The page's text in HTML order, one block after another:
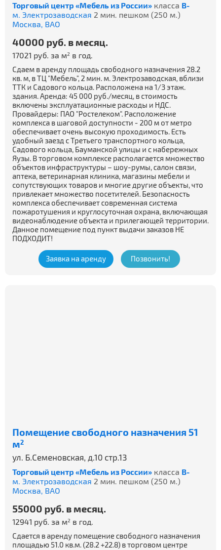
Торговый центр «Мебель из России» класса B-
м. Электрозаводская 2 мин. пешком (250 м.)
Москва, ВАО
40000 руб. в месяц.
17021 руб. за м2 в год.
Сдаем в аренду площадь свободного назначения 28.2
кв. м, в ТЦ "Мебель", 2 мин. м. Электрозаводская, вблизи
ТТК и Садового кольца. Расположена на 1/3 этаж.
здания. Аренда: 45 000 руб./месяц, в стоимость
включены эксплуатационные расходы и НДС.
Провайдеры: ПАО "Ростелеком". Расположение
комплекса в шаговой доступности - 200 м от метро
обеспечивает очень высокую проходимость. Есть
удобный заезд с Третьего транспортного кольца,
Садового кольца, Бауманской улицы и с набережных
Яузы. В торговом комплексе располагается множество
объектов инфраструктуры – шоу-румы, салон связи,
аптека, ветеринарная клиника, магазины мебели и
сопутствующих товаров и многие другие объекты, что
привлекает множество посетителей. Безопасность
комплекса обеспечивает современная система
пожаротушения и круглосуточная охрана, включающая
видеонаблюдение объекта и прилегающей территории.
Данное помещение под пункт выдачи заказов НЕ
ПОДХОДИТ!
Заявка на аренду Позвонить!
Помещение свободного назначения 51
м2
ул. Б.Семеновская, д.10 стр.13
Торговый центр «Мебель из России» класса B-
м. Электрозаводская 2 мин. пешком (250 м.)
Москва, ВАО
55000 руб. в месяц.
12941 руб. за м2 в год.
Сдается в аренду помещение свободного назначения
площадью 51.0 кв.м. (28.2 +22.8) в торговом центре